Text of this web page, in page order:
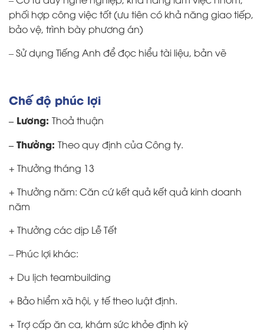
phối hợp công việc tốt (ưu tiên có khả năng giao tiếp,
bảo vệ, trình bày phương án)
– Sử dụng Tiếng Anh để đọc hiểu tài liệu, bản vẽ
Chế độ phúc lợi
– Lương: Thoả thuận
– Thưởng: Theo quy định của Công ty.
+ Thưởng tháng 13
+ Thưởng năm: Căn cứ kết quả kết quả kinh doanh
năm
+ Thưởng các dịp Lễ Tết
– Phúc lợi khác:
+ Du lịch teambuilding
+ Bảo hiểm xã hội, y tế theo luật định.
+ Trợ cấp ăn ca, khám sức khỏe định kỳ